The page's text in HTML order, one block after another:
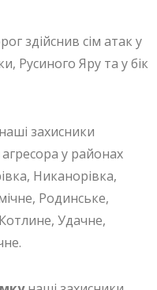
здійснив сім атак у
Русиного Яру та у бік
наші захисники
у районах
Никанорівка,
Родинське,
Удачне,